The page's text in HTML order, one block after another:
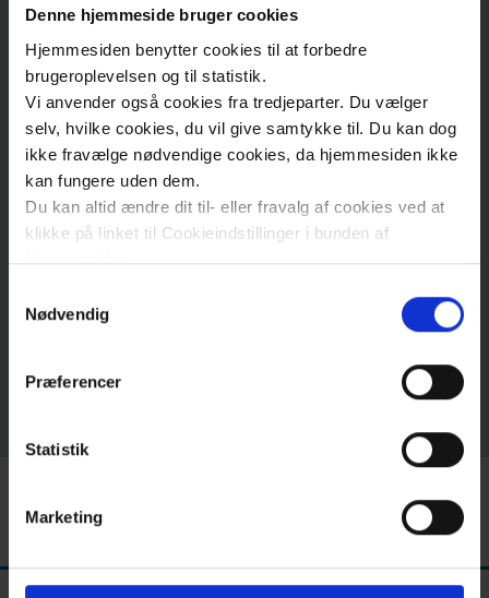
Denne hjemmeside bruger cookies
Hjemmesiden benytter cookies til at forbedre
brugeroplevelsen og til statistik.
Vi anvender også cookies fra tredjeparter. Du vælger
selv, hvilke cookies, du vil give samtykke til. Du kan dog
ikke fravælge nødvendige cookies, da hjemmesiden ikke
kan fungere uden dem.
Du kan altid ændre dit til- eller fravalg af cookies ved at
klikke på linket til Cookieindstillinger i bunden af
hjemmesiden.
Læs mere om brugen af cookies på vores hjemmeside
Læs mere om vores behandling af personoplysninger
her.
Nødvendig
Præferencer
Statistik
Marketing
Symptoms
of heart
failure
Treatment
of heart
failure
for heart
Food
appetite
About
division of roles in relationships
HEART FAILURE - Focus on what you can
do
HEART FAILURE - Back to work life
HEART FAILURE - Good advice from